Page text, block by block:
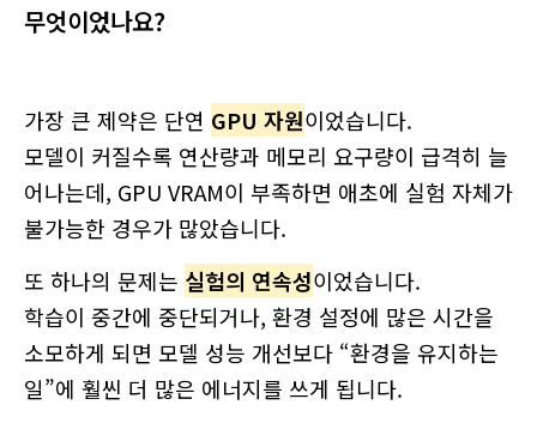
무엇이었나요?
가장 큰 제약은 단연 GPU 자원이었습니다.
모델이 커질수록 연산량과 메모리 요구량이 급격히 늘
어나는데, GPU VRAM이 부족하면 애초에 실험 자체가
불가능한 경우가 많았습니다.
또 하나의 문제는 실험의 연속성이었습니다.
학습이 중간에 중단되거나, 환경 설정에 많은 시간을
소모하게 되면 모델 성능 개선보다 “환경을 유지하는
일”에 훨씬 더 많은 에너지를 쓰게 됩니다.